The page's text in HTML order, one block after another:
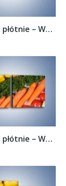
Obraz na płótnie – Warzywny porządek –...
Obraz na płótnie – Warzywny porządek –...